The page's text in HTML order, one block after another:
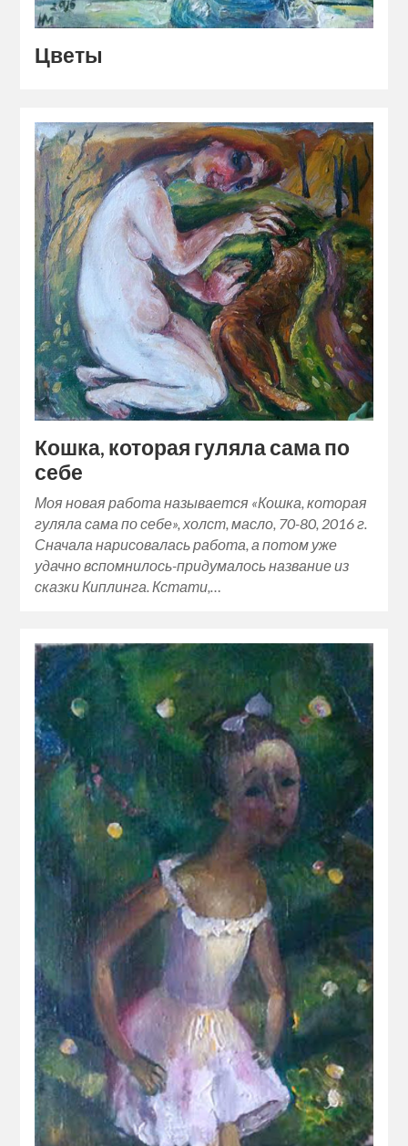
Цветы
Кошка, которая гуляла сама по
себе
Моя новая работа называется «Кошка, которая
гуляла сама по себе», холст, масло, 70-80, 2016 г.
Сначала нарисовалась работа, а потом уже
удачно вспомнилось-придумалось название из
сказки Киплинга. Кстати,…